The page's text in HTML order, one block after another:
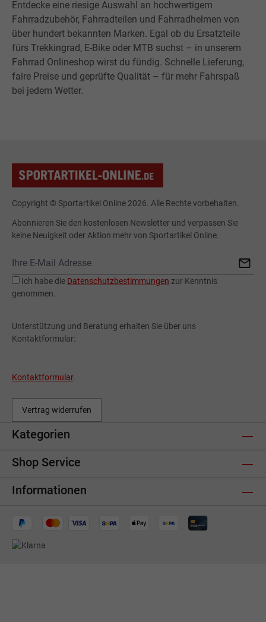
Entdecke eine riesige Auswahl an hochwertigem
Fahrradzubehör, Fahrradteilen und Fahrradhelmen von
über hundert bekannten Marken. Egal ob du Ersatzteile
fürs Trekkingrad, E-Bike oder MTB suchst – in unserem
Fahrrad Onlineshop wirst du fündig. Schnelle Lieferung,
faire Preise und geprüfte Qualität – für mehr Fahrspaß
bei jedem Wetter.
Copyright © Sportartikel Online 2026. Alle Rechte vorbehalten.
Abonnieren Sie den kostenlosen Newsletter und verpassen Sie
keine Neuigkeit oder Aktion mehr von Sportartikel Online.
Ich habe die Datenschutzbestimmungen zur Kenntnis
genommen.
Unterstützung und Beratung erhalten Sie über uns
Kontaktformular:
Kontaktformular.
Vertrag widerrufen
Kategorien
Shop Service
Informationen